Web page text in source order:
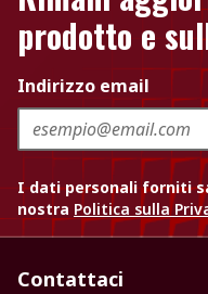
prodotto e
Indirizzo email
I dati personali forniti
nostra Politica sulla
Contattaci